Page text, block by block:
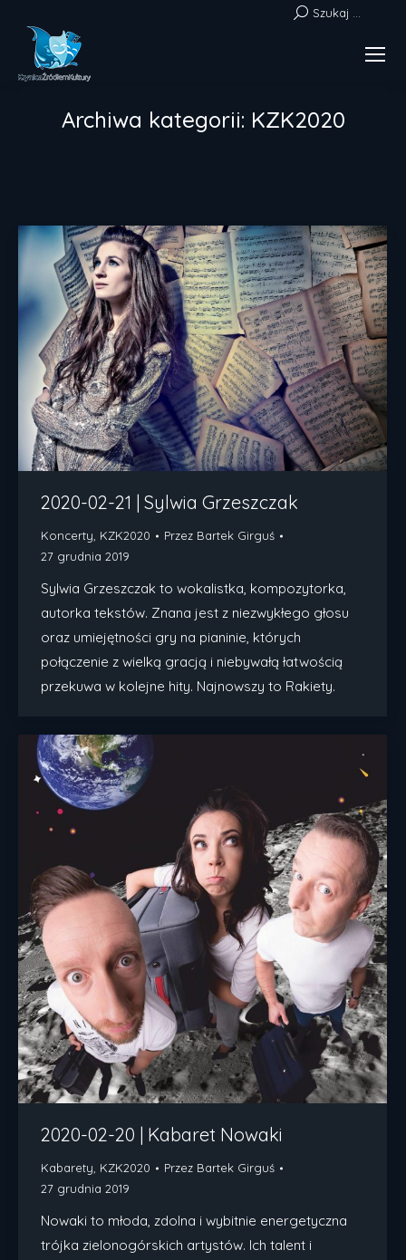
Szukaj:Szukaj ...
Archiwa kategorii: KZK2020
2020-02-21 | Sylwia Grzeszczak
Koncerty KZK2020 Przez Bartek Girguś
27 grudnia 2019
Sylwia Grzeszczak to wokalistka, kompozytorka,
autorka tekstów. Znana jest z niezwykłego głosu
oraz umiejętności gry na pianinie, których
połączenie z wielką gracją i niebywałą łatwością
przekuwa w kolejne hity. Najnowszy to Rakiety.
2020-02-20 | Kabaret Nowaki
Kabarety KZK2020 Przez Bartek Girguś
27 grudnia 2019
Nowaki to młoda, zdolna i wybitnie energetyczna
trójka zielonogórskich artystów. Ich talent i